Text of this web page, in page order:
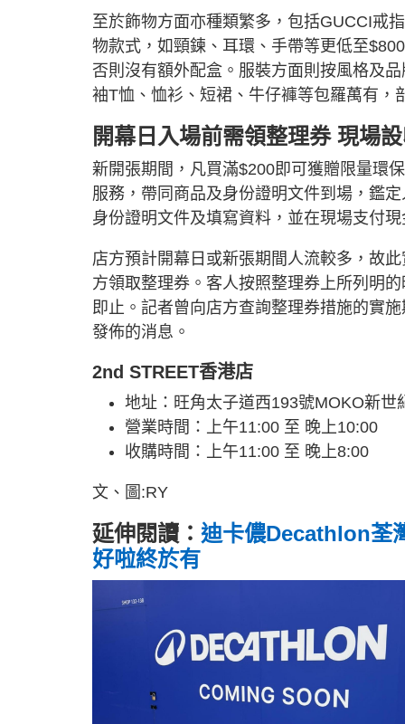
至於飾物方面亦種類繁多，包括GUCCI戒
物款式，如頸鍊、耳環、手帶等更低至
否則沒有額外配盒。服裝方面則按風格及
袖T恤、恤衫、短裙、牛仔褲等包羅萬有，
開幕日入場前需領整理券 現場
新開張期間，凡買滿$200即可獲贈限量環
服務，帶同商品及身份證明文件到場，鑑
身份證明文件及填寫資料，並在現場支付現
店方預計開幕日或新張期間人流較多，故
方領取整理券。客人按照整理券上所列明
即止。記者曾向店方查詢整理券措施的實
發佈的消息。
2nd STREET香港店
地址：旺角太子道西193號MOKO新世
營業時間：上午11:00 至 晚上10:00
收購時間：上午11:00 至 晚上8:00
文、圖:RY
延伸閱讀： 迪卡儂Decathlon荃
好啦終於有